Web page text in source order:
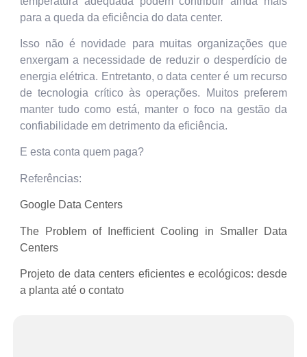
para a queda da eficiência do data center.
Isso não é novidade para muitas organizações que
enxergam a necessidade de reduzir o desperdício de
energia elétrica. Entretanto, o data center é um recurso
de tecnologia crítico às operações. Muitos preferem
manter tudo como está, manter o foco na gestão da
confiabilidade em detrimento da eficiência.
E esta conta quem paga?
Referências:
Google Data Centers
The Problem of Inefficient Cooling in Smaller Data
Centers
Projeto de data centers eficientes e ecológicos: desde
a planta até o contato